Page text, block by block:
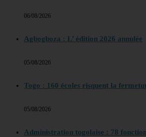
06/08/2026
Agbogboza : L’ édition 2026 annulée
05/08/2026
Togo : 160 écoles risquent la
05/08/2026
Administration togolaise : 78